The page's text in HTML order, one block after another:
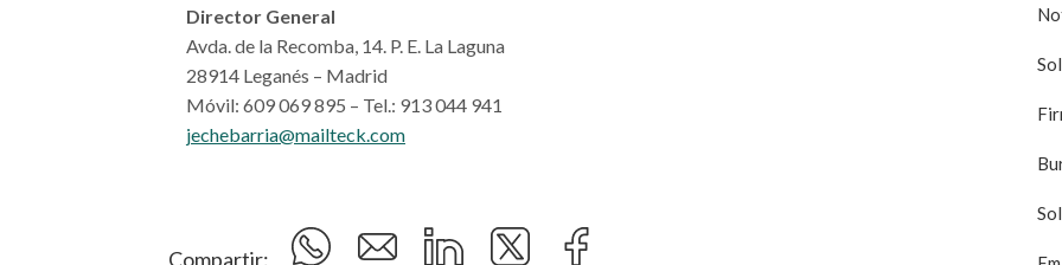
Director General
Avda. de la Recomba, 14. P. E. La Laguna
28914 Leganés – Madrid
Móvil: 609 069 895 – Tel.: 913 044 941
jechebarria@mailteck.com
Compartir: